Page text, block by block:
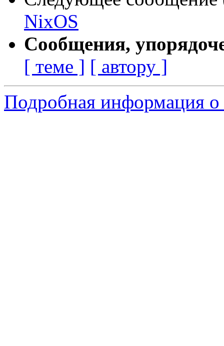
NixOS
Сообщения,
[ теме ] [ автору ]
Подробная информация